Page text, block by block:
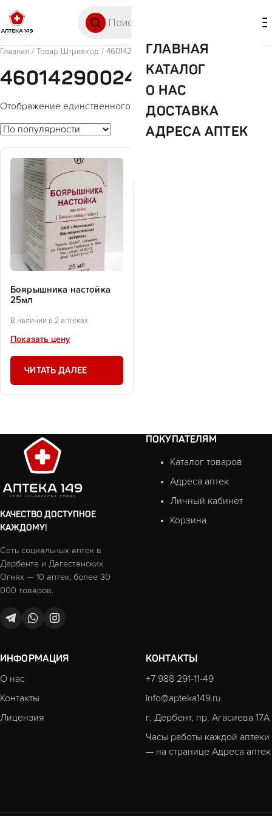
ГЛАВНАЯ
КАТАЛОГ
О НАС
ДОСТАВКА
АДРЕСА АПТЕК
Главная / Товар Штрихкод / 4601429002482
4601429002482
Отображение единственного товара
Боярышника настойка
25мл
В наличии в 2 аптеках
Показать цену
ЧИТАТЬ ДАЛЕЕ
КАЧЕСТВО ДОСТУПНОЕ
КАЖДОМУ!
Сеть социальных аптек в
Дербенте и Дагестанских
Огнях — 10 аптек, более 30
000 товаров.
ПОКУПАТЕЛЯМ
Каталог товаров
Адреса аптек
Личный кабинет
Корзина
ИНФОРМАЦИЯ
О нас
Контакты
Лицензия
КОНТАКТЫ
+7 988 291-11-49
info@apteka149.ru
г. Дербент, пр. Агасиева 17А
Часы работы каждой аптеки
— на странице Адреса аптек